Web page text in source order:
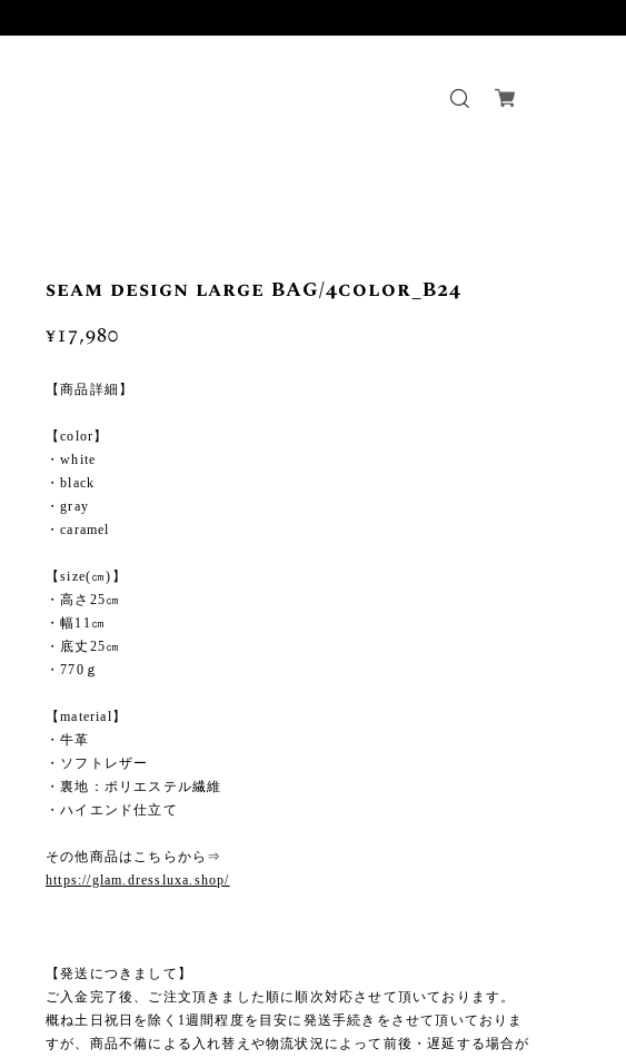
seam design large BAG/4color_B24
¥17,980
【商品詳細】
【color】
・white
・black
・gray
・caramel
【size(㎝)】
・高さ25㎝
・幅11㎝
・底丈25㎝
・770ｇ
【material】
・牛革
・ソフトレザー
・裏地：ポリエステル繊維
・ハイエンド仕立て
その他商品はこちらから⇒
https://glam.dressluxa.shop/
【発送につきまして】
ご入金完了後、ご注文頂きました順に順次対応させて頂いております。
概ね土日祝日を除く1週間程度を目安に発送手続きをさせて頂いておりま
すが、商品不備による入れ替えや物流状況によって前後・遅延する場合が